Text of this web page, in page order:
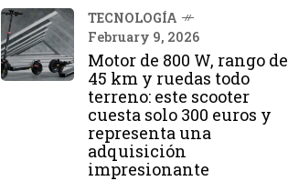
TECNOLOGÍA
February 9, 2026
Motor de 800 W, rango de
45 km y ruedas todo
terreno: este scooter
cuesta solo 300 euros y
representa una
adquisición
impresionante